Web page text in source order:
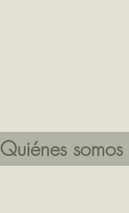
Quiénes somos